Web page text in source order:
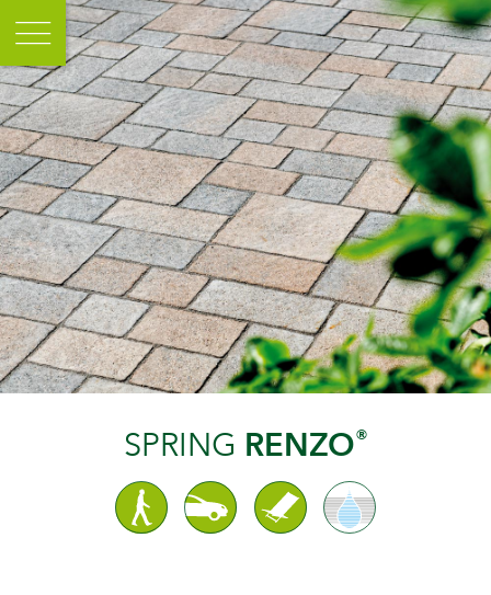
CHARAKTER
MIT ECKEN
UND KANTEN.
SPRING RENZO®